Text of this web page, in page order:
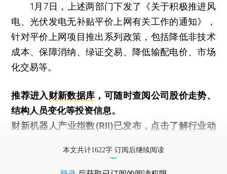
1月7日，上述两部门下发了《关于积极推进风
电、光伏发电无补贴平价上网有关工作的通知》，
针对平价上网项目推出系列政策，包括降低非技术
成本、保障消纳、绿证交易、降低输配电价、市场
化交易等。
推荐进入财新数据库 ，可随时查阅公司股价走势、
结构人员变化等投资信息。
财新机器人产业指数(RII)已发布， 点击了解行业动
本文共计1622字 订阅后继续阅读